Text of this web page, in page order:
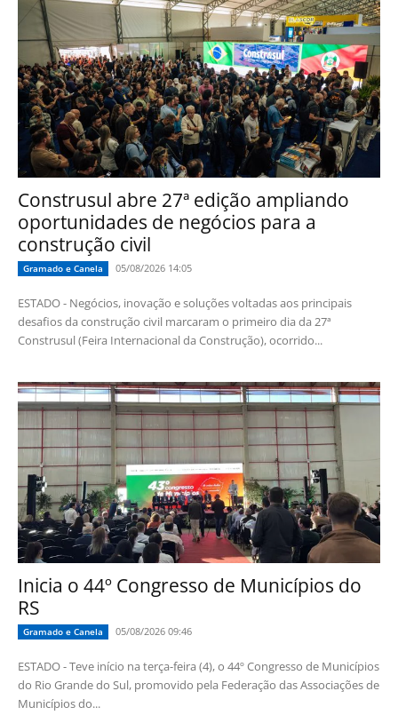
Construsul abre 27ª edição ampliando
oportunidades de negócios para a
construção civil
Gramado e Canela 05/08/2026 14:05
ESTADO - Negócios, inovação e soluções voltadas aos principais
desafios da construção civil marcaram o primeiro dia da 27ª
Construsul (Feira Internacional da Construção), ocorrido...
Inicia o 44º Congresso de Municípios do
RS
Gramado e Canela 05/08/2026 09:46
ESTADO - Teve início na terça-feira (4), o 44º Congresso de Municípios
do Rio Grande do Sul, promovido pela Federação das Associações de
Municípios do...